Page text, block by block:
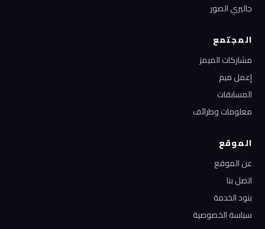
جاليري الصور
المجتمع
مشاركات الميمز
إعمل ميم
المسابقات
معلومات وطرائف
الموقع
عن الموقع
اتصل بنا
بنود الخدمة
سياسة الخصوصية